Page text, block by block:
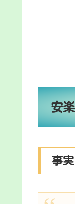
安
事